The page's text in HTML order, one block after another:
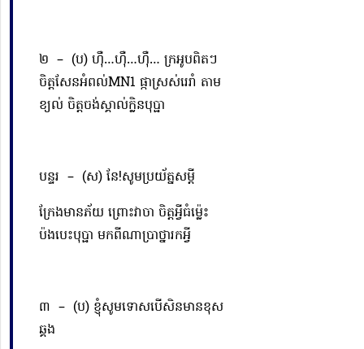
២ – (ប) ហ៊ឺ…ហ៊ឺ…ហ៊ឺ… ក្រអូបពិតៗ
ចិត្តសែនអំពល់MN1 ផ្កាស្រស់រេរាំ តាម
ខ្យល់ ចិត្តចង់ស្គាល់ក្លិនបុប្ផា
បន្ទរ – (ស) នែ!សូមប្រយ័ត្នសម្ដី
ក្រែងមានភ័យ ព្រោះវាចា ចិត្តអ្វីធំម្ល៉េះ
ប៉ងបេះបុប្ផា មកពីណាប្រាថ្នារកអ្វី
៣ – (ប) ខ្ញុំសូមទោសបើសិនមានខុស
ឆ្គង